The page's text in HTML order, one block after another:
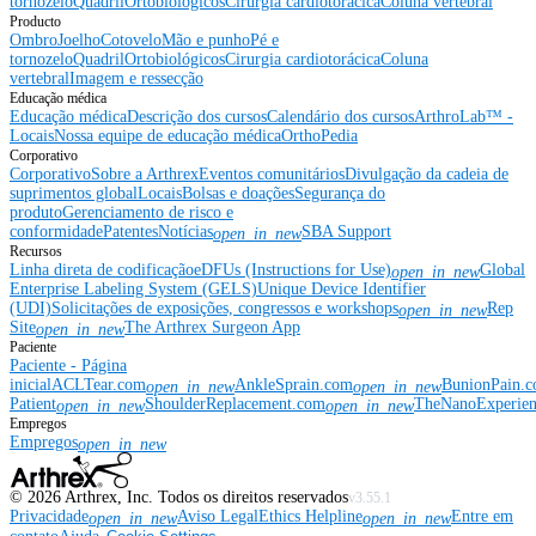
Producto
OmbroJoelhoCotoveloMão e punhoPé e
tornozeloQuadrilOrtobiológicosCirurgia cardiotorácicaColuna
vertebralImagem e ressecção
Educação médica
Educação médicaDescrição dos cursosCalendário dos cursosArthroLab™ -
LocaisNossa equipe de educação médicaOrthoPedia
Corporativo
CorporativoSobre a ArthrexEventos comunitáriosDivulgação da cadeia de
suprimentos globalLocaisBolsas e doaçõesSegurança do
produtoGerenciamento de risco e
conformidadePatentesNotíciasopen_in_newSBA Support
Recursos
Linha direta de codificaçãoeDFUs (Instructions for Use)open_in_newGlobal
Enterprise Labeling System (GELS)Unique Device Identifier
(UDI)Solicitações de exposições, congressos e workshopsopen_in_newRep
Siteopen_in_newThe Arthrex Surgeon App
Paciente
Paciente - Página
inicialACLTear.comopen_in_newAnkleSprain.comopen_in_new
Patientopen_in_newShoulderReplacement.comopen_in_new
Empregos
Empregosopen_in_new
© 2026 Arthrex, Inc. Todos os direitos reservadosv3.55.1
Privacidadeopen_in_newAviso LegalEthics Helplineopen_in_newEntre em